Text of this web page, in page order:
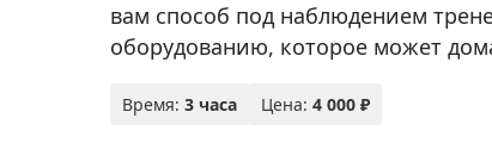
вам способ под наблюдением
оборудованию, которое может
Время: 3 часа Цена: 4 000 ₽